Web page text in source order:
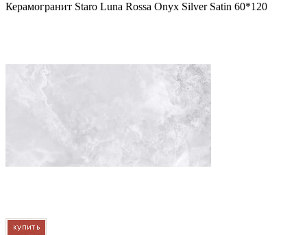
Керамогранит Staro Luna Rossa Onyx Silver Satin 60*120